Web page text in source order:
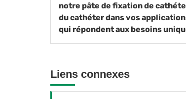
notre pâte de fixation de
du cathéter dans vos
qui répondent aux besoins
Liens connexes